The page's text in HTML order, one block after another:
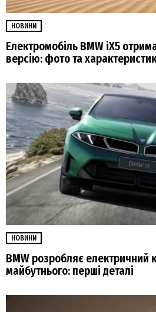
НОВИНИ
Електромобіль BMW iX5
версію: фото та
НОВИНИ
BMW розробляє електричний
майбутнього: перші деталі